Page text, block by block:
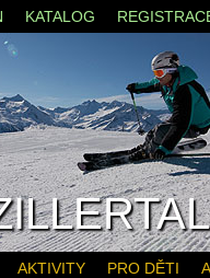
KATALOG
AKTIVITY PRO DĚTI